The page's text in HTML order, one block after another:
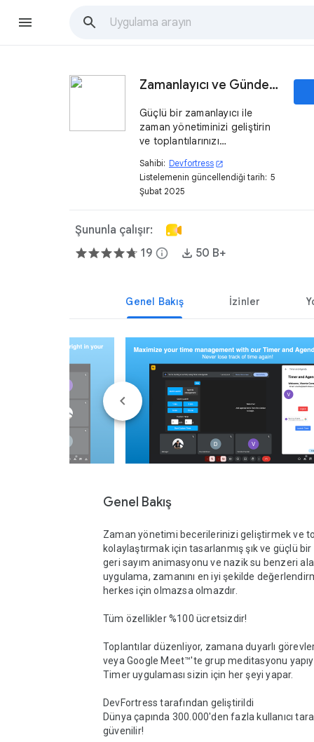
Zamanlayıcı ve Gündem
Güçlü bir zamanlayıcı ile
zaman yönetiminizi geliştirin
ve toplantılarınızı
Sahibi: Devfortress open_in_new
Listelemenin güncellendiği tarih: 5
Şubat 2025
Şununla çalışır:
19 info 50 B+
Genel Bakış İzinler
Genel Bakış
Zaman yönetimi becerilerinizi geliştirmek ve
kolaylaştırmak için tasarlanmış şık ve güçlü
geri sayım animasyonu ve nazik su benzeri
uygulama, zamanını en iyi şekilde
herkes için olmazsa olmazdır.
Tüm özellikler %100 ücretsizdir!
Toplantılar düzenliyor, zamana duyarlı
veya Google Meet™'te grup meditasyonu
Timer uygulaması sizin için her şeyi yapar.
DevFortress tarafından geliştirildi
Dünya çapında 300.000'den fazla kullanıcı
güvenilir!